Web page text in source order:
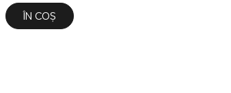
ÎN COȘ